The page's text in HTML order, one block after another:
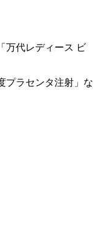
万代レディース ビ
プラセンタ注射」な